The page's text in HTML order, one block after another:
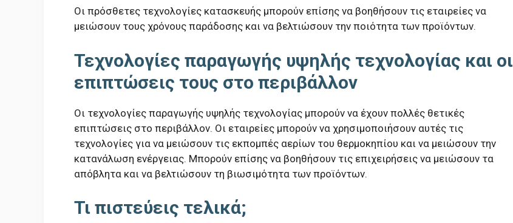
Οι πρόσθετες τεχνολογίες κατασκευής μπορούν επίσης να βοηθήσουν τις εταιρείες να
μειώσουν τους χρόνους παράδοσης και να βελτιώσουν την ποιότητα των προϊόντων.
Τεχνολογίες παραγωγής υψηλής τεχνολογίας και οι
επιπτώσεις τους στο περιβάλλον
Οι τεχνολογίες παραγωγής υψηλής τεχνολογίας μπορούν να έχουν πολλές θετικές
επιπτώσεις στο περιβάλλον. Οι εταιρείες μπορούν να χρησιμοποιήσουν αυτές τις
τεχνολογίες για να μειώσουν τις εκπομπές αερίων του θερμοκηπίου και να μειώσουν την
κατανάλωση ενέργειας. Μπορούν επίσης να βοηθήσουν τις επιχειρήσεις να μειώσουν τα
απόβλητα και να βελτιώσουν τη βιωσιμότητα των προϊόντων.
Τι πιστεύεις τελικά;